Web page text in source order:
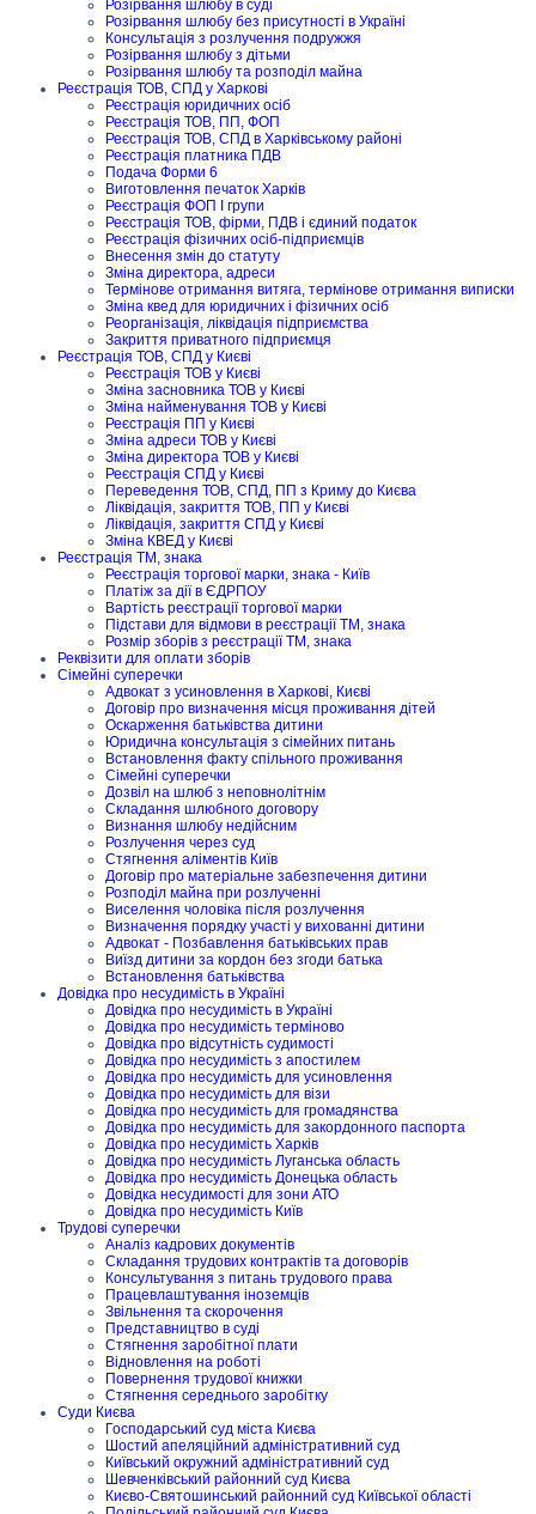
Розірвання шлюбу в суді
Розірвання шлюбу без присутності в Україні
Консультація з розлучення подружжя
Розірвання шлюбу з дітьми
Розірвання шлюбу та розподіл майна
Реєстрація ТОВ, СПД у Харкові
Реєстрація юридичних осіб
Реєстрація ТОВ, ПП, ФОП
Реєстрація ТОВ, СПД в Харківському районі
Реєстрація платника ПДВ
Подача Форми 6
Виготовлення печаток Харків
Реєстрація ФОП I групи
Реєстрація ТОВ, фірми, ПДВ і єдиний податок
Реєстрація фізичних осіб-підприємців
Внесення змін до статуту
Зміна директора, адреси
Термінове отримання витяга, термінове отримання виписки
Зміна квед для юридичних і фізичних осіб
Реорганізація, ліквідація підприємства
Закриття приватного підприємця
Реєстрація ТОВ, СПД у Києві
Реєстрація ТОВ у Києві
Зміна засновника ТОВ у Києві
Зміна найменування ТОВ у Києві
Реєстрація ПП у Києві
Зміна адреси ТОВ у Києві
Зміна директора ТОВ у Києві
Реєстрація СПД у Києві
Переведення ТОВ, СПД, ПП з Криму до Києва
Ліквідація, закриття ТОВ, ПП у Києві
Ліквідація, закриття СПД у Києві
Зміна КВЕД у Києві
Реєстрація ТМ, знака
Реєстрація торгової марки, знака - Київ
Платіж за дії в ЄДРПОУ
Вартість реєстрації торгової марки
Підстави для відмови в реєстрації ТМ, знака
Розмір зборів з реєстрації ТМ, знака
Реквізити для оплати зборів
Сімейні суперечки
Адвокат з усиновлення в Харкові, Києві
Договір про визначення місця проживання дітей
Оскарження батьківства дитини
Юридична консультація з сімейних питань
Встановлення факту спільного проживання
Сімейні суперечки
Дозвіл на шлюб з неповнолітнім
Складання шлюбного договору
Визнання шлюбу недійсним
Розлучення через суд
Стягнення аліментів Київ
Договір про матеріальне забезпечення дитини
Розподіл майна при розлученні
Виселення чоловіка після розлучення
Визначення порядку участі у вихованні дитини
Адвокат - Позбавлення батьківських прав
Виїзд дитини за кордон без згоди батька
Встановлення батьківства
Довідка про несудимість в Україні
Довідка про несудимість в Україні
Довідка про несудимість терміново
Довідка про відсутність судимості
Довідка про несудимість з апостилем
Довідка про несудимість для усиновлення
Довідка про несудимість для візи
Довідка про несудимість для громадянства
Довідка про несудимість для закордонного паспорта
Довідка про несудимість Харків
Довідка про несудимість Луганська область
Довідка про несудимість Донецька область
Довідка несудимості для зони АТО
Довідка про несудимість Київ
Трудові суперечки
Аналіз кадрових документів
Складання трудових контрактів та договорів
Консультування з питань трудового права
Працевлаштування іноземців
Звільнення та скорочення
Представництво в суді
Стягнення заробітної плати
Відновлення на роботі
Повернення трудової книжки
Стягнення середнього заробітку
Суди Києва
Господарський суд міста Києва
Шостий апеляційний адміністративний суд
Київський окружний адміністративний суд
Шевченківський районний суд Києва
Києво-Святошинський районний суд Київської області